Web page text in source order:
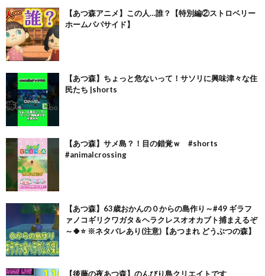
【あつ森アニメ】この人…誰？【特別編②ストロベリー
ホームパパサイド】
【あつ森】ちょっと危ないって！サソリに興味津々な住
民たち |shorts
【あつ森】サメ島？！目の錯覚ｗ #shorts
#animalcrossing
【あつ森】63歳おかんの０からの島作り～#49 ギラフ
ァノコギリクワガタ＆ヘラクレスオオカブト捕まえるぞ
～🍀⭐ ※ネタバレあり(注意)【あつまれ どうぶつの森】
【後藤の夜あつ森】のんびり島クリエイトです